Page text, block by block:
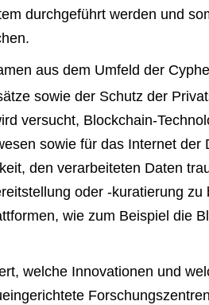
durchgeführt werden und
aus dem Umfeld der
sowie der Schutz der
versucht, Blockchain-
sowie für das Internet der
den verarbeiteten Daten
oder -kuratierung zu
wie zum Beispiel die
welche Innovationen und